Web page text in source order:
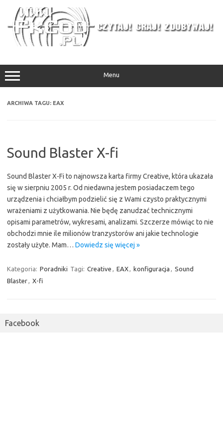
treści
Menu
ARCHIWA TAGU: EAX
Sound Blaster X-fi
Sound Blaster X-Fi to najnowsza karta firmy Creative, która ukazała
się w sierpniu 2005 r. Od niedawna jestem posiadaczem tego
urządzenia i chciałbym podzielić się z Wami czysto praktycznymi
wrażeniami z użytkowania. Nie będę zanudzać technicznymi
opisami parametrów, wykresami, analizami. Szczerze mówiąc to nie
obchodzi mnie ile milionów tranzystorów ani jakie technologie
zostały użyte. Mam… Dowiedz się więcej »
Kategoria: Poradniki Tagi: Creative EAX konfiguracja
Sound
Blaster
X-fi
Facebook